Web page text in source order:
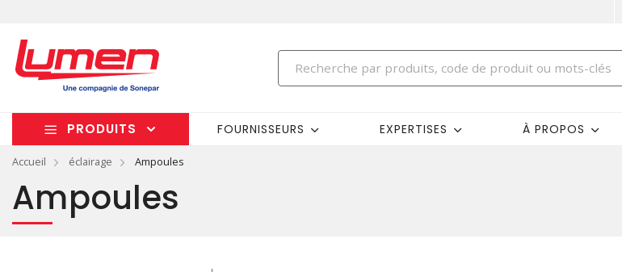
PRODUITS FOURNISSEURS EXPERTISES À PROPOS
Accueil éclairage Ampoules
Ampoules